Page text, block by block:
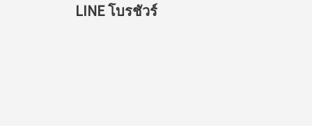
LINE โบรชัวร์